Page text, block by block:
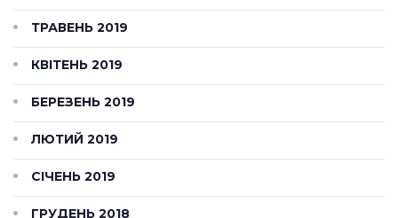
ТРАВЕНЬ 2019
КВІТЕНЬ 2019
БЕРЕЗЕНЬ 2019
ЛЮТИЙ 2019
СІЧЕНЬ 2019
ГРУДЕНЬ 2018